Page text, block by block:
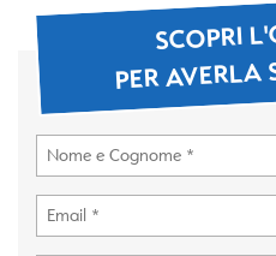
SCOPRI
PER